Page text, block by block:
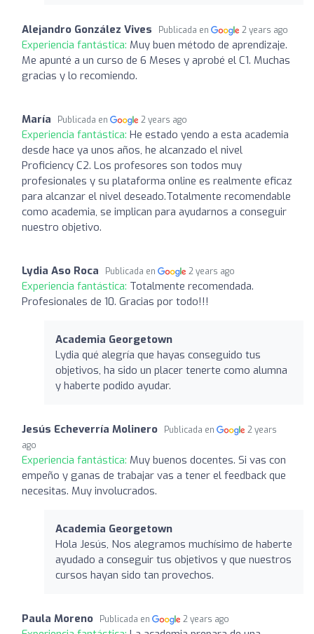
Alejandro González Vives Publicada en 2 years ago
Experiencia fantástica: Muy buen método de aprendizaje.
Me apunté a un curso de 6 Meses y aprobé el C1. Muchas
gracias y lo recomiendo.
María Publicada en 2 years ago
Experiencia fantástica: He estado yendo a esta academia
desde hace ya unos años, he alcanzado el nivel
Proficiency C2. Los profesores son todos muy
profesionales y su plataforma online es realmente eficaz
para alcanzar el nivel deseado.Totalmente recomendable
como academia, se implican para ayudarnos a conseguir
nuestro objetivo.
Lydia Aso Roca Publicada en 2 years ago
Experiencia fantástica: Totalmente recomendada.
Profesionales de 10. Gracias por todo!!!
Academia Georgetown
Lydia qué alegría que hayas conseguido tus
objetivos, ha sido un placer tenerte como alumna
y haberte podido ayudar.
Jesús Echeverría Molinero Publicada en
2 years
ago
Experiencia fantástica: Muy buenos docentes. Si vas con
empeño y ganas de trabajar vas a tener el feedback que
necesitas. Muy involucrados.
Academia Georgetown
Hola Jesús, Nos alegramos muchísimo de haberte
ayudado a conseguir tus objetivos y que nuestros
cursos hayan sido tan provechos.
Paula Moreno Publicada en 2 years ago